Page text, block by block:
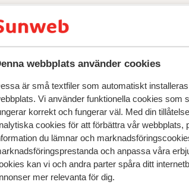
webbplats använder cookies
är små textfiler som automatiskt
Vi använder funktionella cookies som
korrekt och fungerar väl. Med din
cookies för att förbättra vår
du lämnar och
och anpassa våra
kan vi och andra parter spåra ditt
mer relevanta för dig.
verkligen speglar deras upplevelser av